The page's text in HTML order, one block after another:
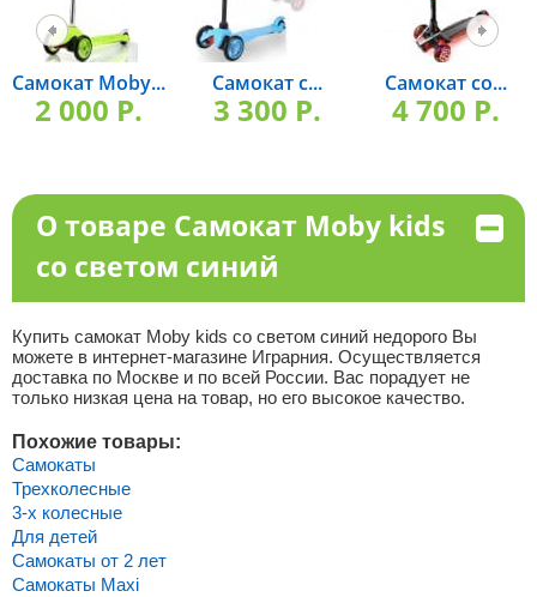
Самокат Moby...
2 000 P.
Самокат с...
3 300 P.
Самокат со...
4 700 P.
О товаре Самокат Moby kids
со светом синий
Купить самокат Moby kids со светом синий недорого Вы
можете в интернет-магазине Играрния. Осуществляется
доставка по Москве и по всей России. Вас порадует не
только низкая цена на товар, но его высокое качество.
Похожие товары:
Самокаты
Трехколесные
3-х колесные
Для детей
Самокаты от 2 лет
Самокаты Maxi